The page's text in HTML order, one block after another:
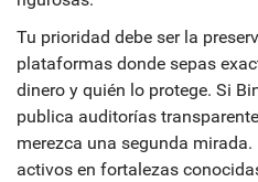
Tu prioridad debe ser la
plataformas donde sepas
dinero y quién lo protege. Si
publica auditorías
merezca una segunda
activos en fortalezas